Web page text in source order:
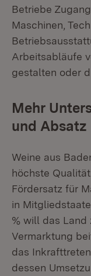
Betriebe
Maschinen,
Arbeitsabläufe
gestalten oder
Mehr
und Absatz
Weine aus
höchste
Fördersatz für
in
% will das
Vermarktung
das
dessen